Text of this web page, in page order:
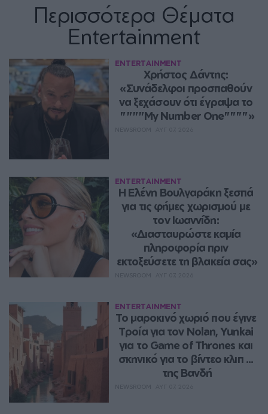
Περισσότερα Θέματα
Entertainment
ENTERTAINMENT
Χρήστος Δάντης:
«Συνάδελφοι προσπαθούν
να ξεχάσουν ότι έγραψα το
""""My Number One""""»
ENTERTAINMENT
Η Ελένη Βουλγαράκη ξεσπά
για τις φήμες χωρισμού με
τον Ιωαννίδη:
«Διασταυρώστε καμία
πληροφορία πριν
εκτοξεύσετε τη βλακεία σας»
ENTERTAINMENT
Το μαροκινό χωριό που έγινε
Τροία για τον Nolan, Yunkai
για το Game of Thrones και
σκηνικό για το βίντεο κλιπ ...
της Βανδή